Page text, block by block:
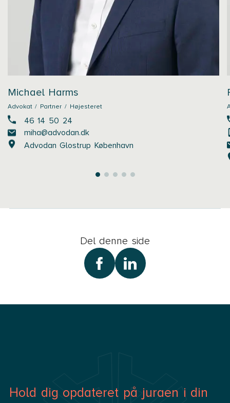
Michael Harms
Advokat / Partner / Højesteret
46 14 50 24
miha@advodan.dk
Advodan Glostrup København
Del denne side
Hold dig opdateret på juraen i din